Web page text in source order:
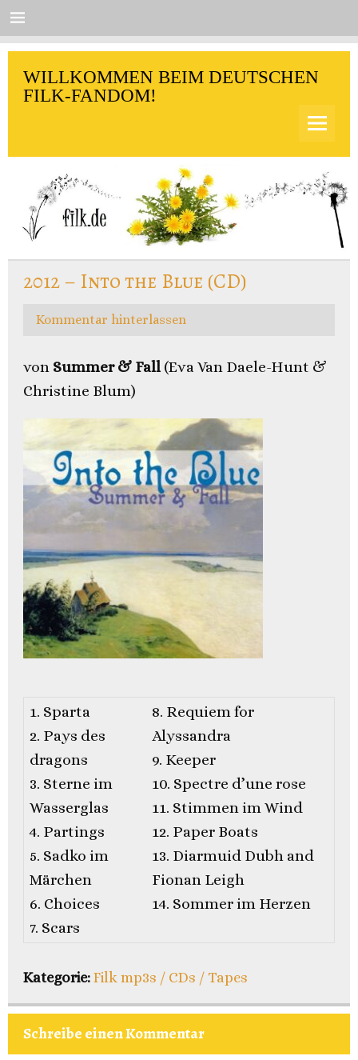
to
content
filk.de
WILLKOMMEN BEIM DEUTSCHEN
FILK-FANDOM!
2012 – Into the Blue (CD)
Kommentar hinterlassen
von Summer & Fall(Eva Van Daele-Hunt &
Christine Blum)
1. Sparta
2. Pays des
dragons
3. Sterne im
Wasserglas
4. Partings
5. Sadko im
Märchen
6. Choices
7. Scars
8. Requiem for
Alyssandra
9. Keeper
10. Spectre d’une rose
11. Stimmen im Wind
12. Paper Boats
13. Diarmuid Dubh and
Fionan Leigh
14. Sommer im Herzen
Kategorie:Filk mp3s / CDs / Tapes
Schreibe einen Kommentar